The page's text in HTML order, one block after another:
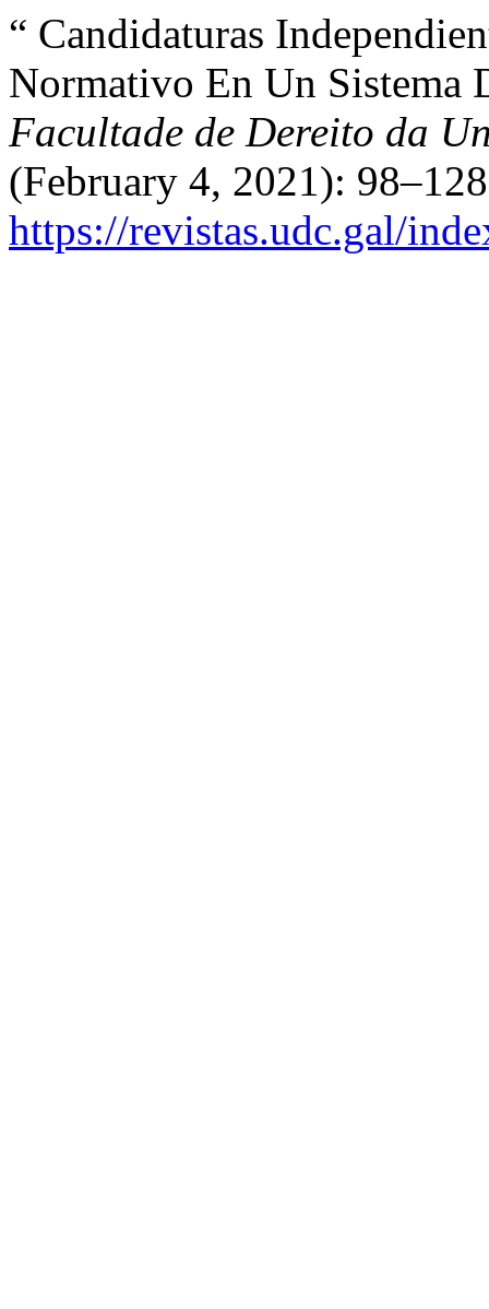
“ Candidaturas
Normativo En Un Sistema
Facultade de Dereito da
(February 4, 2021):
https://revistas.udc.gal/